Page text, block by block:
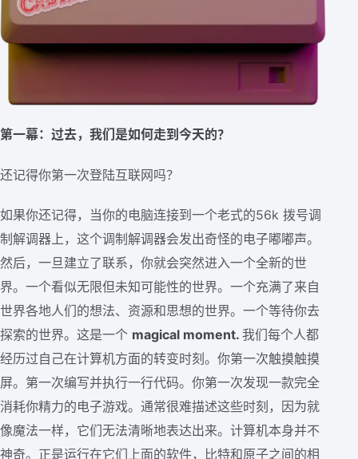
第一幕：过去，我们是如何走到今天的？
还记得你第一次登陆互联网吗？
如果你还记得，当你的电脑连接到一个老式的56k 拨号调
制解调器上，这个调制解调器会发出奇怪的电子嘟嘟声。
然后，一旦建立了联系，你就会突然进入一个全新的世
界。一个看似无限但未知可能性的世界。一个充满了来自
世界各地人们的想法、资源和思想的世界。一个等待你去
探索的世界。这是一个 magical moment. 我们每个人都
经历过自己在计算机方面的转变时刻。你第一次触摸触摸
屏。第一次编写并执行一行代码。你第一次发现一款完全
消耗你精力的电子游戏。通常很难描述这些时刻，因为就
像魔法一样，它们无法清晰地表达出来。计算机本身并不
神奇。正是运行在它们上面的软件，比特和原子之间的相